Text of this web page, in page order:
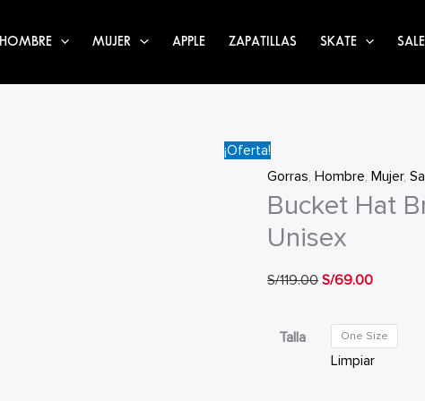
HOMBRE MUJER APPLE ZAPATILLAS SKATE SALE
¡Oferta!
Gorras, Hombre, Mujer,
Bucket Hat
Unisex
S/119.00 El
original
era:
S/69.00El
actual
es:
Talla One Size
Limpiar